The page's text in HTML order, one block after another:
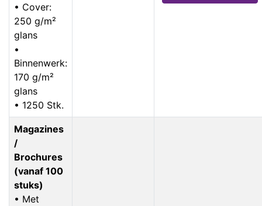
• Cover:
250 g/m²
glans
•
Binnenwerk:
170 g/m²
glans
• 1250 Stk.
Magazines
/
Brochures
(vanaf 100
stuks)
• Met